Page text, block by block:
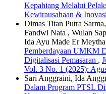
Kepahiang Melalui
Kewirausahaan &
Dimas Titan Putra
Fandwi Nata , Wulan
Ida Ayu Made Er
Pemberdayaan UMKM
Digitalisasi Pemasaran ,
Vol. 3 No. 1 (2025):
Sari Anggraini, Ida
Dalam Program PTSL